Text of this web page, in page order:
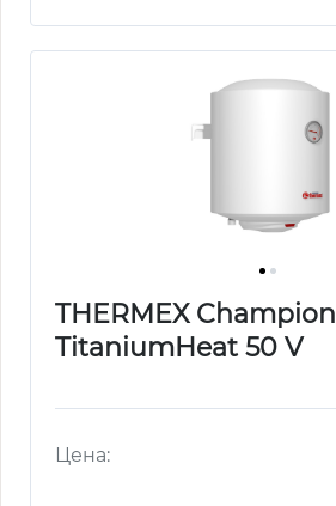
THERMEX Champion
TitaniumHeat 50 V
Цена: